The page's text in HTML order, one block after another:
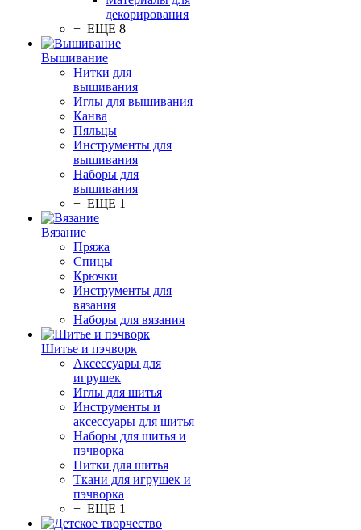
декорирования
+ ЕЩЕ 8
Вышивание
Нитки для
вышивания
Иглы для вышивания
Канва
Пяльцы
Инструменты для
вышивания
Наборы для
вышивания
+ ЕЩЕ 1
Вязание
Пряжа
Спицы
Крючки
Инструменты для
вязания
Наборы для вязания
Шитье и пэчворк
Аксессуары для
игрушек
Иглы для шитья
Инструменты и
аксессуары для шитья
Наборы для шитья и
пэчворка
Нитки для шитья
Ткани для игрушек и
пэчворка
+ ЕЩЕ 1